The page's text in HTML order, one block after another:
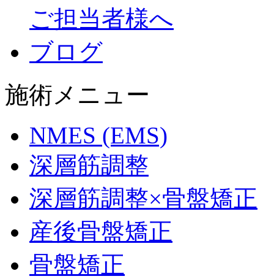
ご担当者様へ
ブログ
施術メニュー
NMES (EMS)
深層筋調整
深層筋調整×骨盤矯正
産後骨盤矯正
骨盤矯正